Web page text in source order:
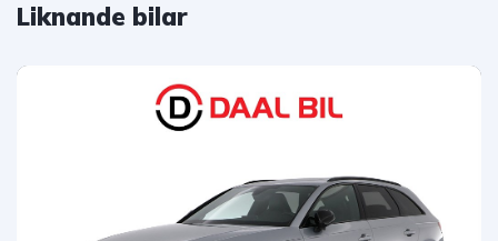
Liknande bilar